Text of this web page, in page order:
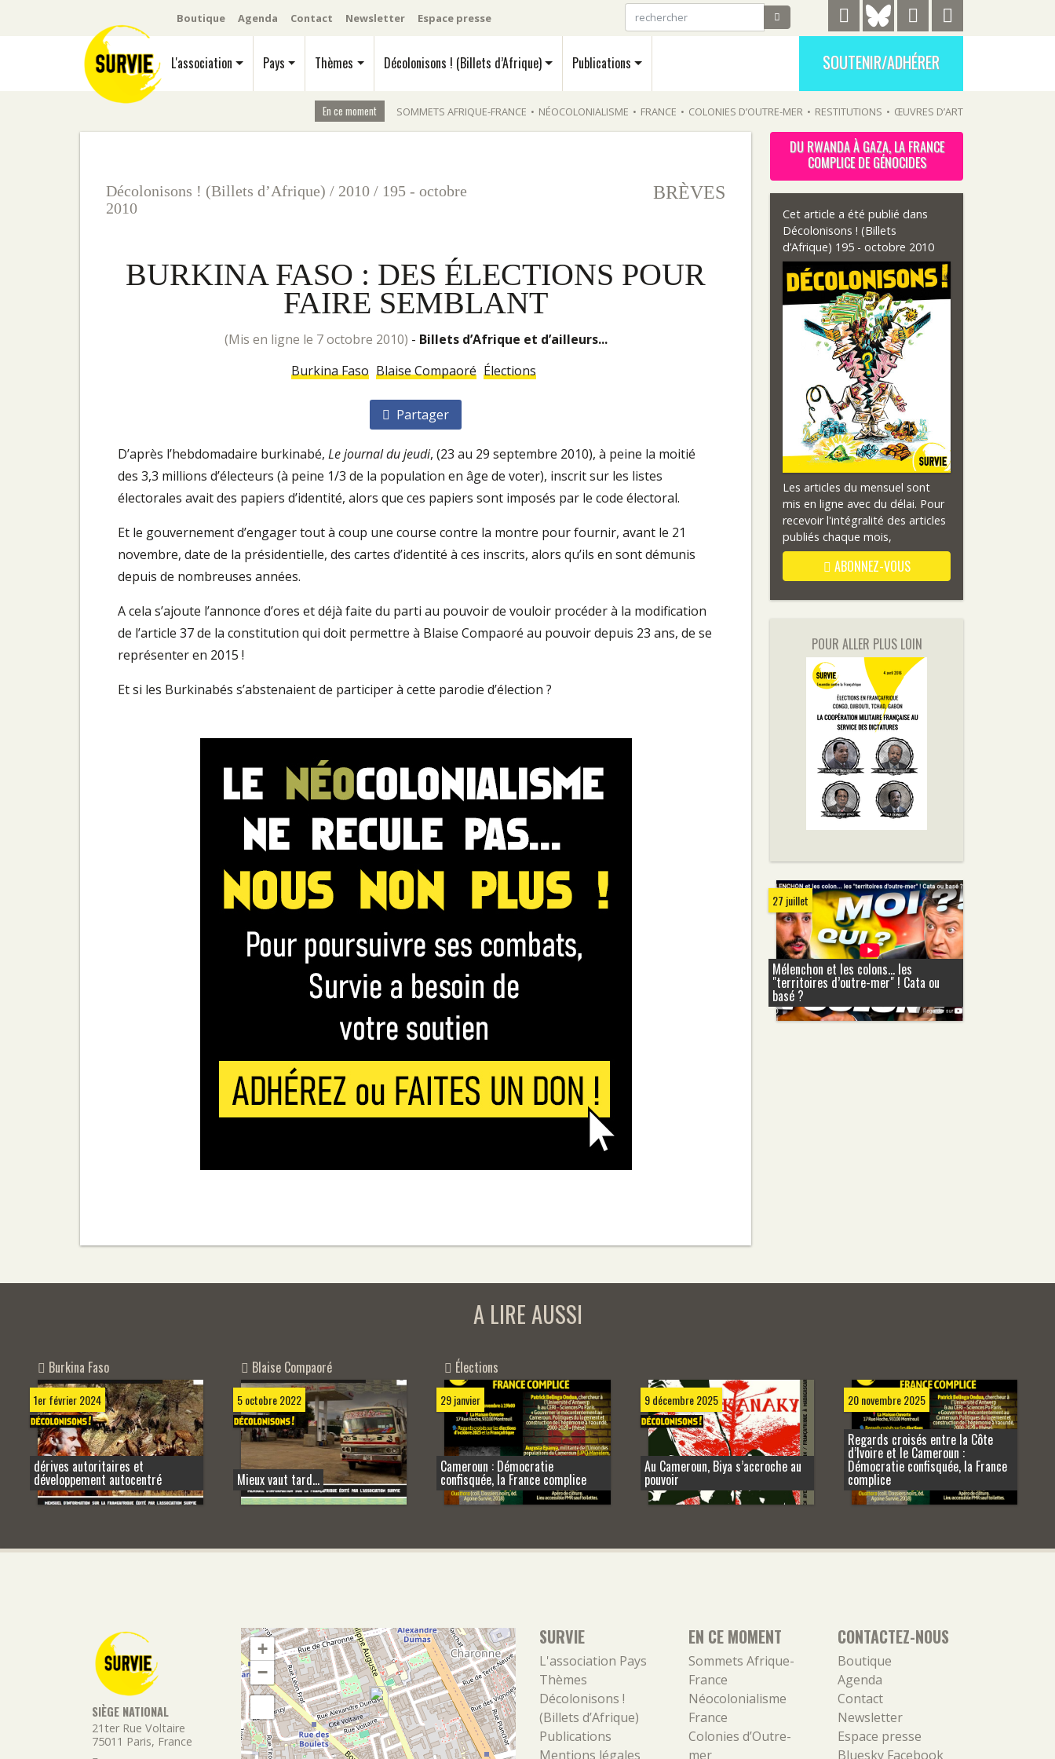
Boutique Agenda Contact Newsletter Espace presse
L'association Pays Thèmes Décolonisons ! (Billets d’Afrique) Publications SOUTENIR/ADHÉRER
En ce moment SOMMETS AFRIQUE-FRANCE • NÉOCOLONIALISME • FRANCE • COLONIES D’OUTRE-MER • RESTITUTIONS • ŒUVRES D’ART
Décolonisons ! (Billets d’Afrique) / 2010 / 195 - octobre
2010
BRÈVES
BURKINA FASO : DES ÉLECTIONS POUR
FAIRE SEMBLANT
(mis en ligne le 7 octobre 2010) - Billets d’Afrique et d’ailleurs...
Burkina Faso Blaise Compaoré Élections
Partager
D’après l’hebdomadaire burkinabé, Le journal du jeudi, (23 au 29 septembre 2010), à peine la moitié
des 3,3 millions d’électeurs (à peine 1/3 de la population en âge de voter), inscrit sur les listes
électorales avait des papiers d’identité, alors que ces papiers sont imposés par le code électoral.
Et le gouvernement d’engager tout à coup une course contre la montre pour fournir, avant le 21
novembre, date de la présidentielle, des cartes d’identité à ces inscrits, alors qu’ils en sont démunis
depuis de nombreuses années.
A cela s’ajoute l’annonce d’ores et déjà faite du parti au pouvoir de vouloir procéder à la modification
de l’article 37 de la constitution qui doit permettre à Blaise Compaoré au pouvoir depuis 23 ans, de se
représenter en 2015 !
Et si les Burkinabés s’abstenaient de participer à cette parodie d’élection ?
DU RWANDA À GAZA, LA FRANCE
COMPLICE DE GÉNOCIDES
Cet article a été publié dans
Décolonisons ! (Billets
d’Afrique) 195 - octobre 2010
Les articles du mensuel sont
mis en ligne avec du délai. Pour
recevoir l'intégralité des articles
publiés chaque mois,
ABONNEZ-VOUS
POUR ALLER PLUS LOIN
27 juillet
Mélenchon et les colons... les
"territoires d’outre-mer" ! Cata ou
basé ?
A LIRE AUSSI
Burkina Faso
1er février 2024
dérives autoritaires et
développement autocentré
Blaise Compaoré
5 octobre 2022
Mieux vaut tard…
Élections
29 janvier
Cameroun : Démocratie
confisquée, la France complice
9 décembre 2025
Au Cameroun, Biya s’accroche au
pouvoir
20 novembre 2025
Regards croisés entre la Côte
d’Ivoire et le Cameroun :
Démocratie confisquée, la France
complice
SIÈGE NATIONAL
21ter Rue Voltaire
75011 Paris, France
+
−
SURVIE
L'association Pays
Thèmes
Décolonisons !
(Billets d’Afrique)
Publications
Mentions légales
EN CE MOMENT
Sommets Afrique-
France
Néocolonialisme
France
Colonies d’Outre-
mer
CONTACTEZ-NOUS
Boutique
Agenda
Contact
Newsletter
Espace presse
Bluesky Facebook